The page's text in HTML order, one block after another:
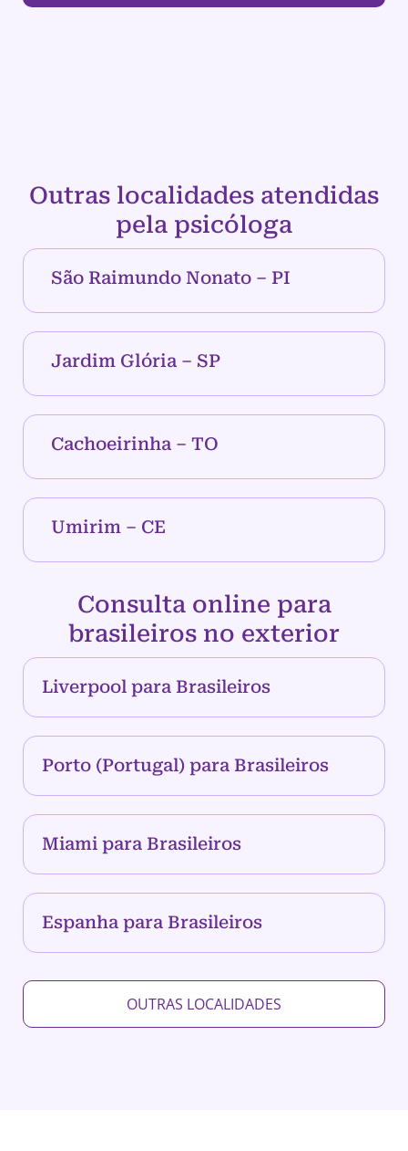
Outras localidades atendidas
pela psicóloga
São Raimundo Nonato – PI
Jardim Glória – SP
Cachoeirinha – TO
Umirim – CE
Consulta online para
brasileiros no exterior
Liverpool para Brasileiros
Porto (Portugal) para Brasileiros
Miami para Brasileiros
Espanha para Brasileiros
OUTRAS LOCALIDADES